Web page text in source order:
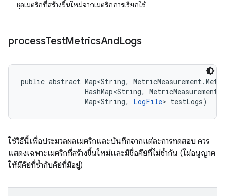
ชุดเมตริกที่สร้างขึ้นใหม่จากเมตริกการเรียกใช้
processTestMetricsAndLogs
public abstract Map<String,
HashMap<String,
                Map<String,
LogFile> testLogs)
ใช้วิธีนี้เพื่อประมวลผลเมตริกและบันทึกจากแต่ละการทดสอบ ควร
แสดงเฉพาะเมตริกที่สร้างขึ้นใหม่และมีชื่อคีย์ที่ไม่ซ้ำกัน (ไม่อนุญาต
ให้มีคีย์ที่ซ้ำกับคีย์ที่มีอยู่)